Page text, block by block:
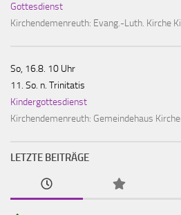
Gottesdienst
Kirchendemenreuth: Evang.-Luth. Kirche
So, 16.8. 10 Uhr
11. So. n. Trinitatis
Kindergottesdienst
Kirchendemenreuth: Gemeindehaus
LETZTE BEITRÄGE